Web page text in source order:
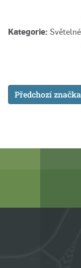
Kategorie:
Předchozí značka